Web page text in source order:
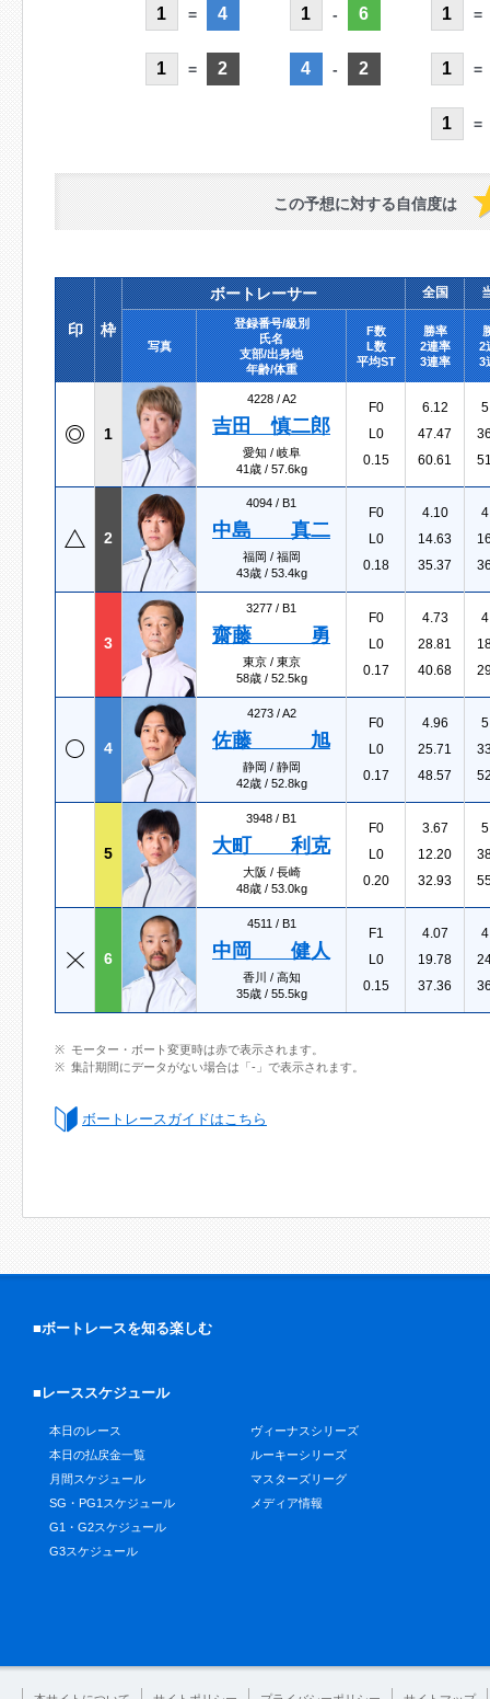
1 = 4
1 = 2
1 - 6
4 - 2
1 =
1 =
1 =
この予想に対する自信度は
印 枠
ボートレーサー 全国
写真
登録番号/級別
氏名
支部/出身地
年齢/体重
F数
L数
平均ST
勝率
2連率
3連率
2
3
1
4228 /A2
吉田 慎二郎
愛知 / 岐阜
41歳 / 57.6kg
F0
L0
0.15
6.12
47.47
60.61
2
4094 / B1
中島 真二
福岡 / 福岡
43歳 / 53.4kg
F0
L0
0.18
4.10
14.63
35.37
3
3277 / B1
齋藤 勇
東京 / 東京
58歳 / 52.5kg
F0
L0
0.17
4.73
28.81
40.68
4
4273 /A2
佐藤 旭
静岡 / 静岡
42歳 / 52.8kg
F0
L0
0.17
4.96
25.71
48.57
5
3948 / B1
大町 利克
大阪 / 長崎
48歳 / 53.0kg
F0
L0
0.20
3.67
12.20
32.93
6
4511 / B1
中岡 健人
香川 / 高知
35歳 / 55.5kg
F1
L0
0.15
4.07
19.78
37.36
モーター・ボート変更時は赤で表示されます。
集計期間にデータがない場合は「-」で表示されます。
ボートレースガイドはこちら
■ボートレースを知る楽しむ
■レーススケジュール
本日のレース
本日の払戻金一覧
月間スケジュール
SG・PG1スケジュール
G1・G2スケジュール
G3スケジュール
ヴィーナスシリーズ
ルーキーシリーズ
マスターズリーグ
メディア情報